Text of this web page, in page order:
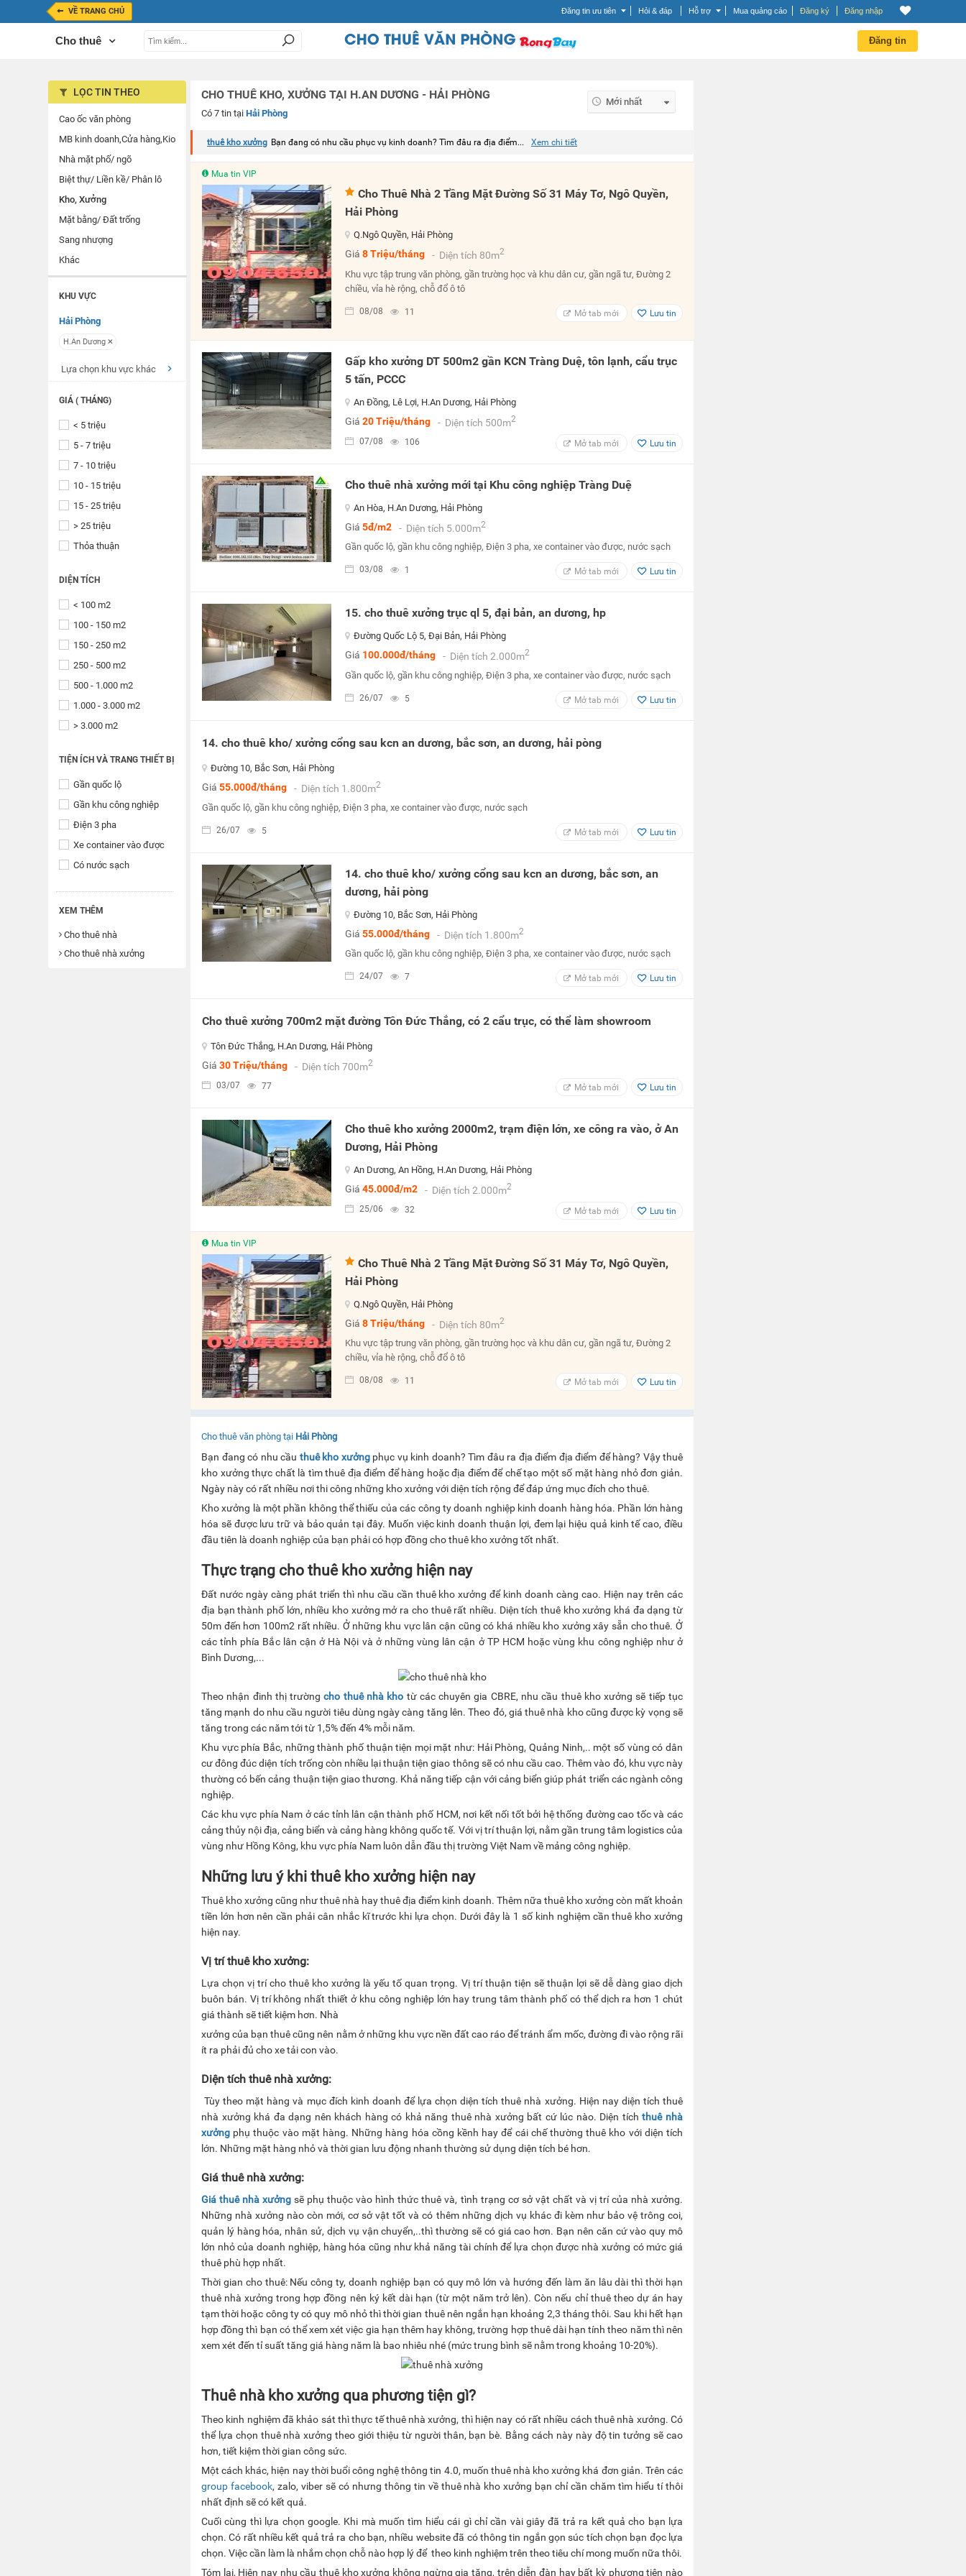
VỀ TRANG CHỦ Đăng tin ưu tiên Hỏi & đáp Hỗ trợ Mua quảng cáo Đăng ký Đăng nhập
Cho thuê Đăng tin
LỌC TIN THEO
Cao ốc văn phòng
MB kinh doanh,Cửa hàng,Kios
Nhà mặt phố/ ngõ
Biệt thự/ Liền kề/ Phân lô
Kho, Xưởng
Mặt bằng/ Đất trống
Sang nhượng
Khác
KHU VỰC
Hải Phòng
H.An Dương
Lựa chọn khu vực khác
GIÁ ( THÁNG)
< 5 triệu
5 - 7 triệu
7 - 10 triệu
10 - 15 triệu
15 - 25 triệu
> 25 triệu
Thỏa thuận
DIỆN TÍCH
< 100 m2
100 - 150 m2
150 - 250 m2
250 - 500 m2
500 - 1.000 m2
1.000 - 3.000 m2
> 3.000 m2
TIỆN ÍCH VÀ TRANG THIẾT BỊ
Gần quốc lộ
Gần khu công nghiệp
Điện 3 pha
Xe container vào được
Có nước sạch
XEM THÊM
Cho thuê nhà
Cho thuê nhà xưởng
CHO THUÊ KHO, XƯỞNG TẠI H.AN DƯƠNG - HẢI PHÒNG
Có 7 tin tại Hải Phòng
Mới nhất
Bạn đang có nhu cầu
thuê kho xưởng phục vụ kinh doanh? Tìm đâu ra địa điểm... Xem chi tiết
Mua tin VIP
Cho Thuê Nhà 2 Tầng Mặt Đường Số 31 Máy Tơ, Ngô Quyền,
Hải Phòng
Q.Ngô Quyền, Hải Phòng
Giá 8 Triệu/tháng - Diện tích 80m2
Khu vực tập trung văn phòng, gần trường học và khu dân cư, gần ngã tư, Đường 2
chiều, vỉa hè rộng, chỗ đổ ô tô
08/08 11 Lưu tin
Mở tab mới
Gấp kho xưởng DT 500m2 gần KCN Tràng Duệ, tôn lạnh, cẩu trục
5 tấn, PCCC
An Đồng, Lê Lợi, H.An Dương, Hải Phòng
Giá 20 Triệu/tháng - Diện tích 500m2
07/08 106 Lưu tin
Mở tab mới
Cho thuê nhà xưởng mới tại Khu công nghiệp Tràng Duệ
An Hòa, H.An Dương, Hải Phòng
Giá 5đ/m2 - Diện tích 5.000m2
Gần quốc lộ, gần khu công nghiệp, Điện 3 pha, xe container vào được, nước sạch
03/08 1 Lưu tin
Mở tab mới
15. cho thuê xưởng trục ql 5, đại bản, an dương, hp
Đường Quốc Lộ 5, Đại Bản, Hải Phòng
Giá 100.000đ/tháng - Diện tích 2.000m2
Gần quốc lộ, gần khu công nghiệp, Điện 3 pha, xe container vào được, nước sạch
26/07 5 Lưu tin
Mở tab mới
14. cho thuê kho/ xưởng cổng sau kcn an dương, bắc sơn, an dương, hải pòng
Đường 10, Bắc Sơn, Hải Phòng
Giá 55.000đ/tháng - Diện tích 1.800m2
Gần quốc lộ, gần khu công nghiệp, Điện 3 pha, xe container vào được, nước sạch
26/07 5 Lưu tin
Mở tab mới
14. cho thuê kho/ xưởng cổng sau kcn an dương, bắc sơn, an
dương, hải pòng
Đường 10, Bắc Sơn, Hải Phòng
Giá 55.000đ/tháng - Diện tích 1.800m2
Gần quốc lộ, gần khu công nghiệp, Điện 3 pha, xe container vào được, nước sạch
24/07 7 Lưu tin
Mở tab mới
Cho thuê xưởng 700m2 mặt đường Tôn Đức Thắng, có 2 cẩu trục, có thể làm showroom
Tôn Đức Thắng, H.An Dương, Hải Phòng
Giá 30 Triệu/tháng - Diện tích 700m2
03/07 77 Lưu tin
Mở tab mới
Cho thuê kho xưởng 2000m2, trạm điện lớn, xe công ra vào, ở An
Dương, Hải Phòng
An Dương, An Hồng, H.An Dương, Hải Phòng
Giá 45.000đ/m2 - Diện tích 2.000m2
25/06 32 Lưu tin
Mở tab mới
Mua tin VIP
Cho Thuê Nhà 2 Tầng Mặt Đường Số 31 Máy Tơ, Ngô Quyền,
Hải Phòng
Q.Ngô Quyền, Hải Phòng
Giá 8 Triệu/tháng - Diện tích 80m2
Khu vực tập trung văn phòng, gần trường học và khu dân cư, gần ngã tư, Đường 2
chiều, vỉa hè rộng, chỗ đổ ô tô
08/08 11 Lưu tin
Mở tab mới
Cho thuê văn phòng tại Hải Phòng
Bạn đang có nhu cầu thuê kho xưởngphục vụ kinh doanh? Tìm đâu ra địa điểm địa điểm để hàng? Vậy thuê
kho xưởng thực chất là tìm thuê địa điểm để hàng hoặc địa điểm để chế tạo một số mặt hàng nhỏ đơn giản.
Ngày này có rất nhiều nơi thi công những kho xưởng với diện tích rộng để đáp ứng mục đích cho thuê.
Kho xưởng là một phần không thể thiếu của các công ty doanh nghiệp kinh doanh hàng hóa. Phần lớn hàng
hóa sẽ được lưu trữ và bảo quản tại đây. Muốn việc kinh doanh thuận lợi, đem lại hiệu quả kinh tế cao, điều
đầu tiên là doanh nghiệp của bạn phải có hợp đồng cho thuê kho xưởng tốt nhất.
Thực trạng cho thuê kho xưởng hiện nay
Đất nước ngày càng phát triển thì nhu cầu cần thuê kho xưởng để kinh doanh càng cao. Hiện nay trên các
địa bạn thành phố lớn, nhiều kho xưởng mở ra cho thuê rất nhiều. Diện tích thuê kho xưởng khá đa dạng từ
50m đến hơn 100m2 rất nhiều. Ở những khu vực lân cận cũng có khá nhiều kho xưởng xây sẵn cho thuê. Ở
các tỉnh phía Bắc lân cận ở Hà Nội và ở những vùng lân cận ở TP HCM hoặc vùng khu công nghiệp như ở
Bình Dương,...
Theo nhận đinh thị trườngcho thuê nhà kho từ các chuyên gia CBRE, nhu cầu thuê kho xưởng sẽ tiếp tục
tăng mạnh do nhu cầu người tiêu dùng ngày càng tăng lên. Theo đó, giá thuê nhà kho cũng được kỳ vọng sẽ
tăng trong các năm tới từ 1,5% đến 4% mỗi năm.
Khu vực phía Bắc, những thành phố thuận tiện mọi mặt như: Hải Phòng, Quảng Ninh,.. một số vùng có dân
cư đông đúc diện tích trống còn nhiều lại thuận tiện giao thông sẽ có nhu cầu cao. Thêm vào đó, khu vực này
thường có bến cảng thuận tiện giao thương. Khả năng tiếp cận với cảng biển giúp phát triển các ngành công
nghiệp.
Các khu vực phía Nam ở các tỉnh lân cận thành phố HCM, nơi kết nối tốt bởi hệ thống đường cao tốc và các
cảng thủy nội địa, cảng biển và cảng hàng không quốc tế. Với vị trí thuận lợi, nằm gần trung tâm logistics của
vùng như Hồng Kông, khu vực phía Nam luôn dẫn đầu thị trường Việt Nam về mảng công nghiệp.
Những lưu ý khi thuê kho xưởng hiện nay
Thuê kho xưởng cũng như thuê nhà hay thuê địa điểm kinh doanh. Thêm nữa thuê kho xưởng còn mất khoản
tiền lớn hơn nên cần phải cân nhắc kĩ trước khi lựa chọn. Dưới đây là 1 số kinh nghiệm cần thuê kho xưởng
hiện nay.
Vị trí thuê kho xưởng:
Lựa chọn vị trí cho thuê kho xưởng là yếu tố quan trọng. Vị trí thuận tiện sẽ thuận lợi sẽ dễ dàng giao dịch
buôn bán. Vị trí không nhất thiết ở khu công nghiệp lớn hay trung tâm thành phố có thể dịch ra hơn 1 chút
giá thành sẽ tiết kiệm hơn. Nhà
xưởng của bạn thuê cũng nên nằm ở những khu vực nền đất cao ráo để tránh ẩm mốc, đường đi vào rộng rãi
ít ra phải đủ cho xe tải con vào.
Diện tích thuê nhà xưởng:
Tùy theo mặt hàng và mục đích kinh doanh để lựa chọn diện tích thuê nhà xưởng. Hiện nay diện tích thuê
nhà xưởng khá đa dạng nên khách hàng có khả năng thuê nhà xưởng bất cứ lúc nào. Diện tíchthuê nhà
xưởng phụ thuộc vào mặt hàng. Những hàng hóa cồng kềnh hay để cái chế thường thuê kho với diện tích
lớn. Những mặt hàng nhỏ và thời gian lưu động nhanh thường sử dụng diện tích bé hơn.
Giá thuê nhà xưởng:
Giá thuê nhà xưởng sẽ phụ thuộc vào hình thức thuê và, tình trạng cơ sở vật chất và vị trí của nhà xưởng.
Những nhà xưởng nào còn mới, cơ sở vật tốt và có thêm những dịch vụ khác đi kèm như bảo vệ trông coi,
quản lý hàng hóa, nhân sử, dịch vụ vận chuyển,..thì thường sẽ có giá cao hơn. Bạn nên căn cứ vào quy mô
lớn nhỏ của doanh nghiệp, hàng hóa cũng như khả năng tài chính để lựa chọn được nhà xưởng có mức giá
thuê phù hợp nhất.
Thời gian cho thuê: Nếu công ty, doanh nghiệp bạn có quy mô lớn và hướng đến làm ăn lâu dài thì thời hạn
thuê nhà xưởng trong hợp đồng nên ký kết dài hạn (từ một năm trở lên). Còn nếu chỉ thuê theo dự án hay
tạm thời hoặc công ty có quy mô nhỏ thì thời gian thuê nên ngắn hạn khoảng 2,3 tháng thôi. Sau khi hết hạn
hợp đồng thì bạn có thể xem xét việc gia hạn thêm hay không, trường hợp thuê dài hạn tính theo năm thì nên
xem xét đến tỉ suất tăng giá hàng năm là bao nhiêu nhé (mức trung bình sẽ nằm trong khoảng 10-20%).
Thuê nhà kho xưởng qua phương tiện gì?
Theo kinh nghiệm đã khảo sát thì thực tế thuê nhà xưởng, thì hiện nay có rất nhiều cách thuê nhà xưởng. Có
thể lựa chọn thuê nhà xưởng theo giới thiệu từ người thân, bạn bè. Bằng cách này này độ tin tưởng sẽ cao
hơn, tiết kiệm thời gian công sức.
Một cách khác, hiện nay thời buổi công nghệ thông tin 4.0, muốn thuê nhà kho xưởng khá đơn giản. Trên các
group facebook, zalo, viber sẽ có nhưng thông tin về thuê nhà kho xưởng bạn chỉ cần chăm tìm hiểu tí thôi
nhất định sẽ có kết quả.
Cuối cùng thì lựa chọn google. Khi mà muốn tìm hiểu cái gì chỉ cần vài giây đã trả ra kết quả cho bạn lựa
chọn. Có rất nhiều kết quả trả ra cho bạn, nhiều website đã có thông tin ngắn gọn súc tích chọn bạn đọc lựa
chọn. Việc cần làm là nhắm chọn chỗ nào hợp lý để theo kinh nghiệm trên theo tiêu chí mong muốn nữa thôi.
Tóm lại, Hiện nay nhu cầu thuê kho xưởng không ngừng gia tăng, trên diễn đàn hay bất kỳ phương tiện nào